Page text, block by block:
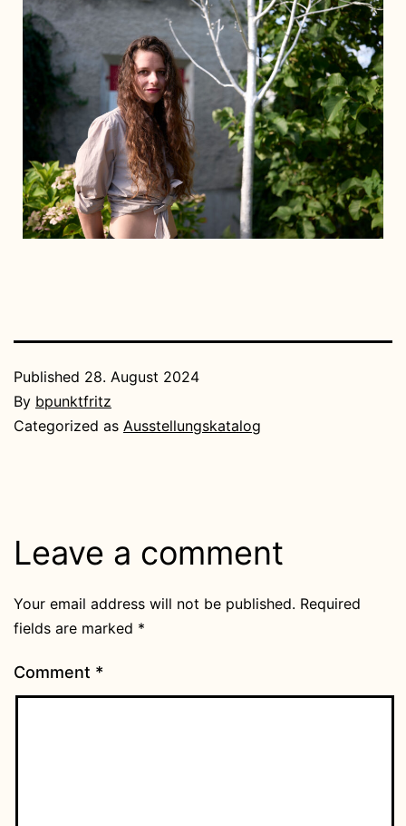
Published 28. August 2024
By bpunktfritz
Categorized as Ausstellungskatalog
Leave a comment
Your email address will not be published. Required
fields are marked *
Comment *